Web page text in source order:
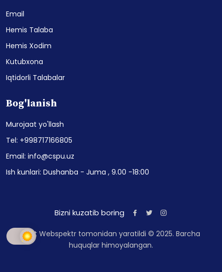
Email
Hemis Talaba
Hemis Xodim
Kutubxona
Iqtidorli Talabalar
Bog'lanish
Murojaat yo'llash
Tel: +998717166805
Email: info@cspu.uz
Ish kunlari: Dushanba - Juma , 9.00 -18:00
Bizni kuzatib boring
Sayt Webspektr tomonidan yaratildi © 2025. Barcha
huquqlar himoyalangan.